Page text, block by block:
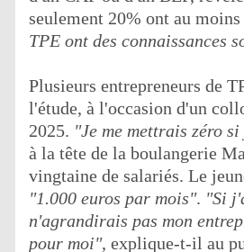
seulement 20% ont au
TPE ont des connaissances
Plusieurs entrepreneurs de
l'étude, à l'occasion d'un
2025. "Je me mettrais zéro
à la tête de la boulangerie
vingtaine de salariés. Le
"1.000 euros par mois". "Si
n'agrandirais pas mon
pour moi", explique-t-il au